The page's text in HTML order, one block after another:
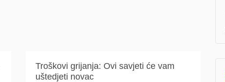
Troškovi grijanja: Ovi savjeti će vam
uštedjeti novac